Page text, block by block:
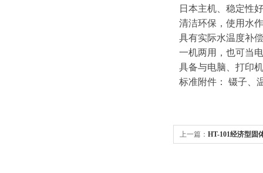
日本主机、稳定性
清洁环保，使用水
具有实际水温度补
一机两用，也可当
具备与电脑、打印
标准附件： 镊子、
上一篇： HT-101经济型固